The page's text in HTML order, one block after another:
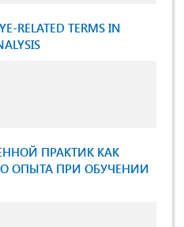
RELATED TERMS IN
ПРАКТИК КАК
ОПЫТА ПРИ ОБУЧЕНИИ